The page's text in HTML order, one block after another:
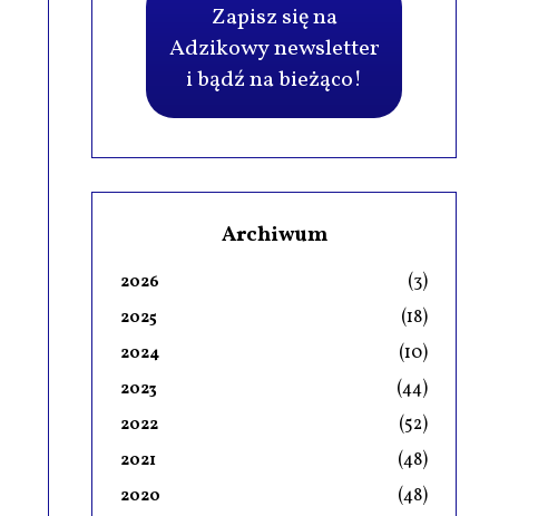
Zapisz się na
Adzikowy newsletter
i bądź na bieżąco!
Archiwum
2026 (3)
2025 (18)
2024 (10)
2023 (44)
2022 (52)
2021 (48)
2020 (48)